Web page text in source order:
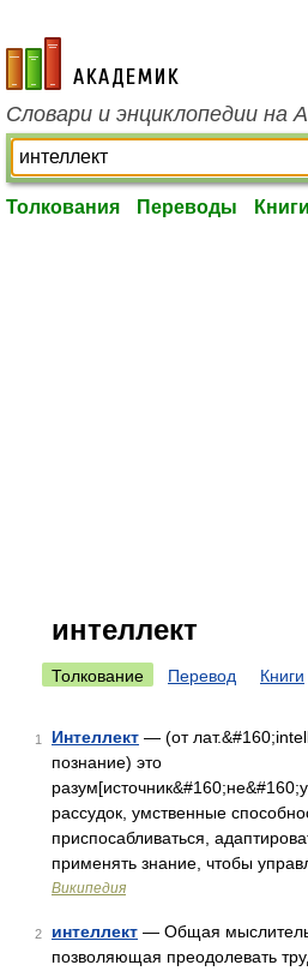
academic.ru
Словари и энциклопедии на
Толкования Переводы Книги
интеллект
Толкование Перевод Книги
1 Интеллект — (от
познание) это
рассудок, умственные
приспосабливаться,
применять знание, чтобы
Википедия
2 интеллект — Общая
позволяющая преодолевать